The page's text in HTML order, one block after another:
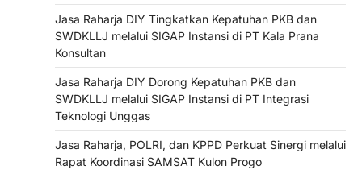
Jasa Raharja DIY Tingkatkan Kepatuhan PKB dan
SWDKLLJ melalui SIGAP Instansi di PT Kala Prana
Konsultan
Jasa Raharja DIY Dorong Kepatuhan PKB dan
SWDKLLJ melalui SIGAP Instansi di PT Integrasi
Teknologi Unggas
Jasa Raharja, POLRI, dan KPPD Perkuat Sinergi melalui
Rapat Koordinasi SAMSAT Kulon Progo